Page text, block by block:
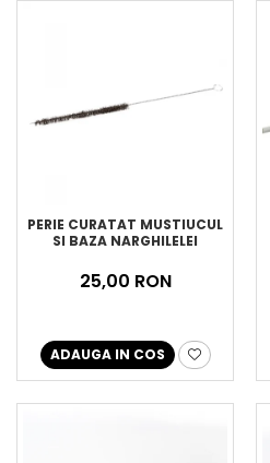
PERIE CURATAT MUSTIUCUL
SI BAZA NARGHILELEI
25,00 RON
ADAUGA IN COS